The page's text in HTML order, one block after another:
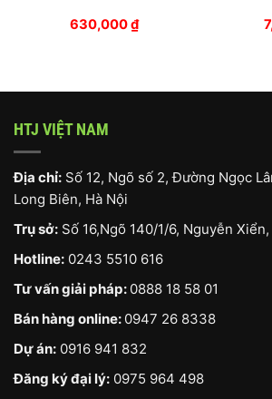
630,000₫
HTJ VIỆT NAM
Địa chỉ: Số 12, Ngõ số 2, Đường Ngọc
Long Biên, Hà Nội
Trụ sở: Số 16,Ngõ 140/1/6, Nguyễn
Hotline: 0243 5510 616
Tư vấn giải pháp: 0888 18 58 01
Bán hàng online: 0947 26 8338
Dự án: 0916 941 832
Đăng ký đại lý: 0975 964 498